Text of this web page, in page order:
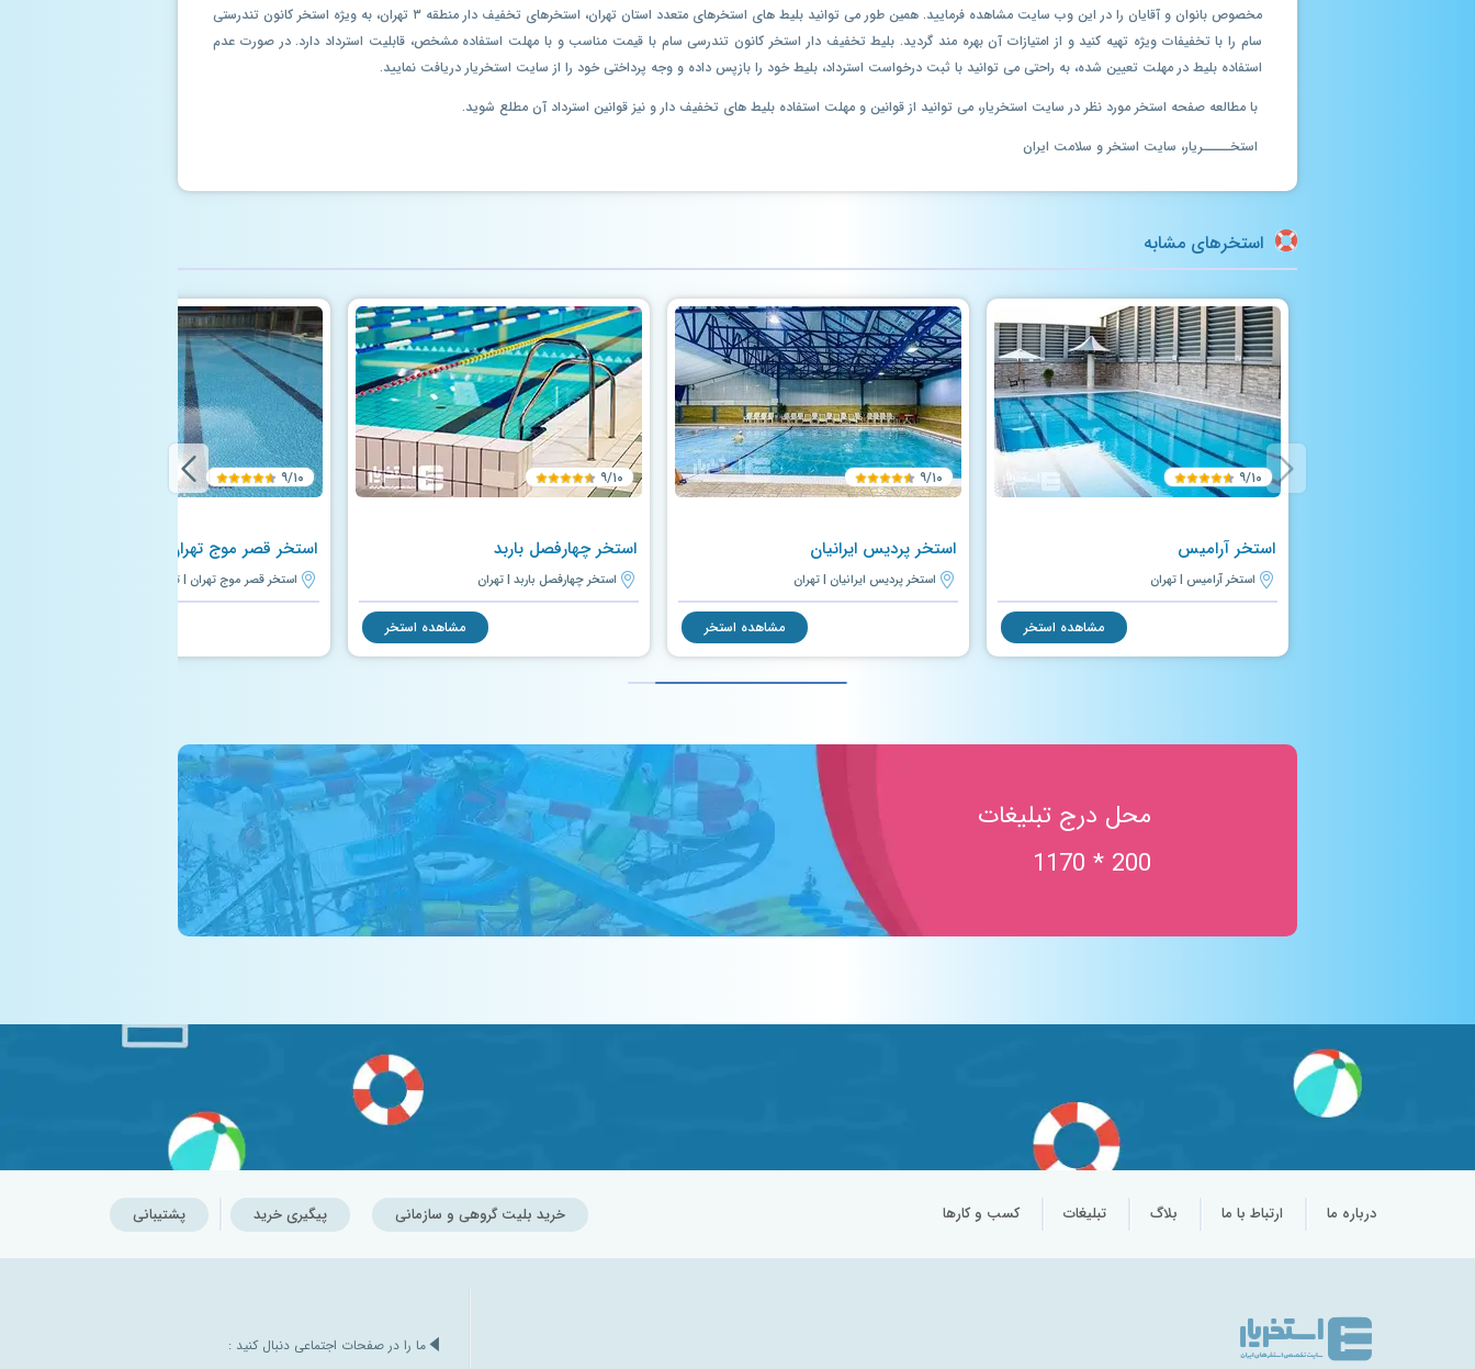
مخصوص بانوان و آقایان را در این وب سایت مشاهده فرمایید. همین طور می توانید بلیط های استخرهای متعدد استان تهران، استخرهای تخفیف دار منطقه ۳ تهران، به ویژه استخر کانون تندرستی
سام را با تخفیفات ویژه تهیه کنید و از امتیازات آن بهره مند گردید. بلیط تخفیف دار استخر کانون تندرسی سام با قیمت مناسب و با مهلت استفاده مشخص، قابلیت استرداد دارد. در صورت عدم
استفاده بلیط در مهلت تعیین شده، به راحتی می توانید با ثبت درخواست استرداد، بلیط خود را بازپس داده و وجه پرداختی خود را از سایت استخریار دریافت نمایید.
با مطالعه صفحه استخر مورد نظر در سایت استخریار، می توانید از قوانین و مهلت استفاده بلیط های تخفیف دار و نیز قوانین استرداد آن مطلع شوید.
استخـــــریار، سایت استخر و سلامت ایران
استخرهای مشابه
۹/۱۰
استخر آرامیس
استخر آرامیس | تهران
مشاهده استخر
۹/۱۰
استخر پردیس ایرانیان
استخر پردیس ایرانیان | تهران
مشاهده استخر
۹/۱۰
استخر چهارفصل باربد
استخر چهارفصل باربد | تهران
مشاهده استخر
۹/۱۰
استخر قصر موج تهران
استخر قصر موج تهران | تهران
محل درج تبلیغات
200 * 1170
درباره ما ارتباط با ما بلاگ تبلیغات کسب و کارها خرید بلیت گروهی و سازمانی پیگیری خرید پشتیبانی
ما را در صفحات اجتماعی دنبال کنید :